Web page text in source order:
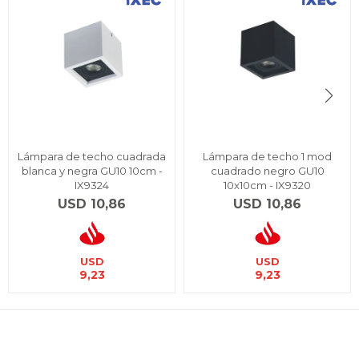
Lámpara de techo cuadrada
blanca y negra GU10 10cm -
IX9324
USD 10,86
USD
9,23
Lámpara de techo 1 mod
cuadrado negro GU10
10x10cm - IX9320
USD 10,86
USD
9,23